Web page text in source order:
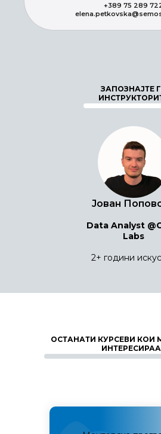
+389 75 289
ЗАПОЗНАЈТЕ
Јован
Data Analyst
Labs
2+ години
ОСТАНАТИ КУРСЕВИ КОИ